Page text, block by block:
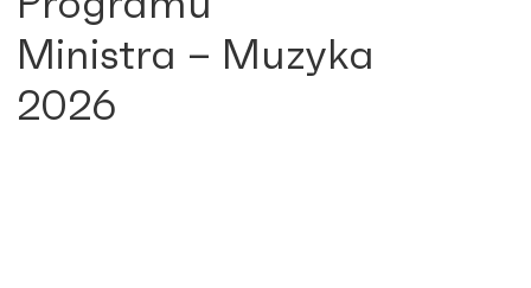
Ministra – Muzyka
2026